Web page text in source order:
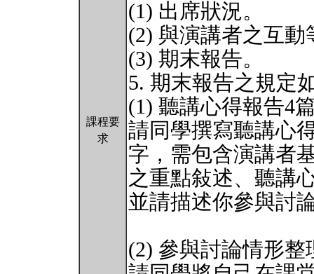
課程要
求
(1) 出席狀況。
(2) 與演講者之互動
(3) 期末報告。
5. 期末報告之規定
(1) 聽講心得報告4
請同學撰寫聽講心
字，需包含演講者
之重點敍述、聽講
並請描述你參與討
(2) 參與討論情形整